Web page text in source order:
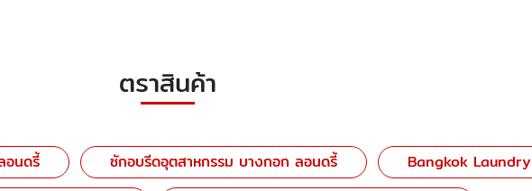
ตราสินค้า
อนดรี้ ซักอบรีดอุตสาหกรรม บางกอก ลอนดรี้
Bangkok Laundry